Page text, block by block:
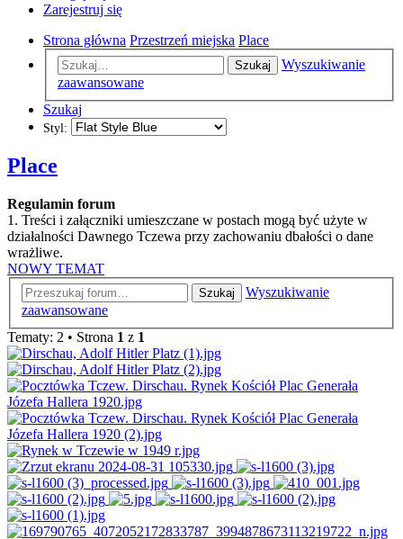
Zarejestruj się
Strona główna Przestrzeń miejska Place
Szukaj
Wyszukiwanie
zaawansowane
Szukaj
Styl:
Place
Regulamin forum
1. Treści i załączniki umieszczane w postach mogą być użyte w
działalności Dawnego Tczewa przy zachowaniu dbałości o dane
wrażliwe.
NOWY TEMAT
Szukaj
Wyszukiwanie
zaawansowane
Tematy: 2 • Strona 1 z 1